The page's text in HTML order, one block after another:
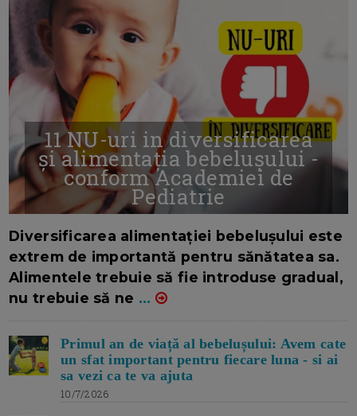
11 NU-uri in diversificarea
și alimentația bebelușului -
conform Academiei de
Pediatrie
Diversificarea alimentației bebelușului este
extrem de importantă pentru sănătatea sa.
Alimentele trebuie să fie introduse gradual,
nu trebuie să ne ...
Primul an de viață al bebelușului: Avem cate
un sfat important pentru fiecare luna - si ai
sa vezi ca te va ajuta
10/7/2026